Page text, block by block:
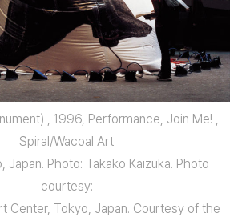
, 1996, Performance, Join Me! ,
Spiral/Wacoal Art
Japan. Photo: Takako Kaizuka. Photo
courtesy:
Center, Tokyo, Japan. Courtesy of the